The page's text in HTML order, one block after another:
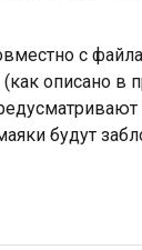
с
описано
будут